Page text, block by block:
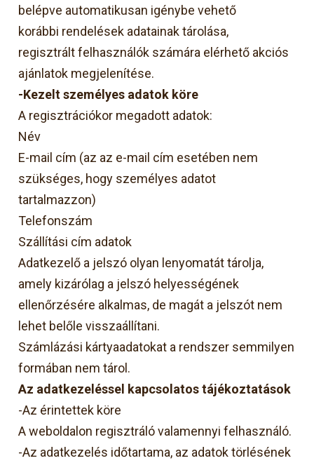
belépve automatikusan igénybe vehető
korábbi rendelések adatainak tárolása,
regisztrált felhasználók számára elérhető akciós
ajánlatok megjelenítése.
-Kezelt személyes adatok köre
A regisztrációkor megadott adatok:
Név
E-mail cím (az az e-mail cím esetében nem
szükséges, hogy személyes adatot
tartalmazzon)
Telefonszám
Szállítási cím adatok
Adatkezelő a jelszó olyan lenyomatát tárolja,
amely kizárólag a jelszó helyességének
ellenőrzésére alkalmas, de magát a jelszót nem
lehet belőle visszaállítani.
Számlázási kártyaadatokat a rendszer semmilyen
formában nem tárol.
Az adatkezeléssel kapcsolatos tájékoztatások
-Az érintettek köre
A weboldalon regisztráló valamennyi felhasználó.
-Az adatkezelés időtartama, az adatok törlésének